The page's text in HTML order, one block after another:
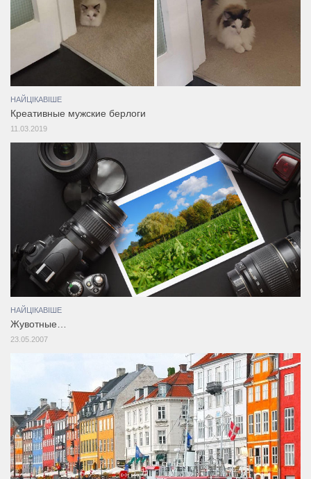
НАЙЦІКАВІШЕ
Креативные мужские берлоги
11.03.2019
НАЙЦІКАВІШЕ
Жувотные…
23.05.2007